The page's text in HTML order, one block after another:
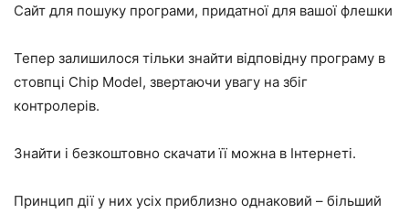
Сайт для пошуку програми, придатної для вашої флешки
Тепер залишилося тільки знайти відповідну програму в
стовпці Chip Model, звертаючи увагу на збіг
контролерів.
Знайти і безкоштовно скачати її можна в Інтернеті.
Принцип дії у них усіх приблизно однаковий – більший